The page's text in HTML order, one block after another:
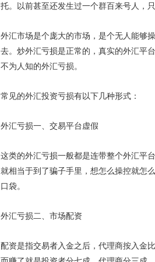
托。以前甚至还发生过一个群百来号人，
外汇市场是个庞大的市场，是个无人能够
去。炒外汇亏损是正常的，真实的外汇平
不为人知的外汇亏损。
常见的外汇投资亏损有以下几种形式：
外汇亏损一、交易平台虚假
这类的外汇亏损一般都是连带整个外汇平
就相当于到了骗子手里，想怎么操控就怎
口袋。
外汇亏损二、市场配资
配资是指交易者入金之后，代理商按入金